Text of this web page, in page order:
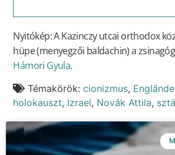
Nyitókép: A Kazinczy utcai orthodox
hüpe (menyegzői baldachin) a
Hámori Gyula.
Témakörök:cionizmus,
holokauszt, Izrael, Novák Attila,